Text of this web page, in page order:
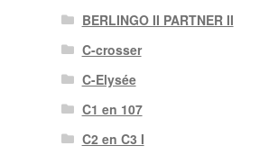
BERLINGO II PARTNER II
C-crosser
C-Elysée
C1 en 107
C2 en C3 I